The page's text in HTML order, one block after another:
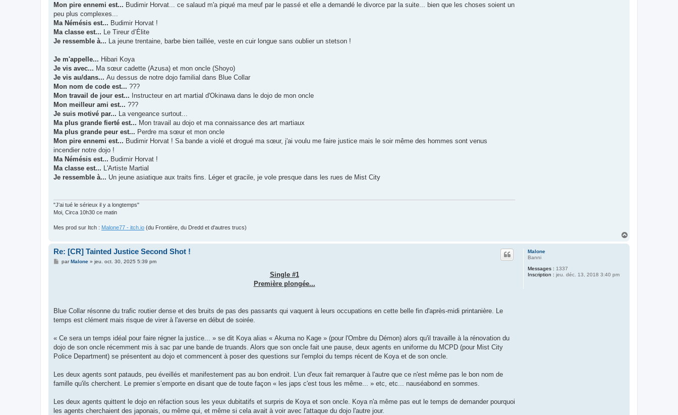
Mon pire ennemi est... Budimir Horvat... ce salaud m'a piqué ma meuf par le passé et elle a demandé le divorce par la suite... bien que les choses soient un
peu plus complexes...
Ma Némésis est... Budimir Horvat !
Ma classe est...
Le Tireur d’Élite
Je ressemble à...
La jeune trentaine, barbe bien taillée, veste en cuir longue sans oublier un stetson !
Je m'appelle... Hibari Koya
Je vis avec... Ma sœur cadette (Azusa) et mon oncle (Shoyo)
Je vis au/dans... Au dessus de notre dojo familial dans Blue Collar
Mon nom de code est... ???
Mon travail de jour est...
Instructeur en art martial d'Okinawa dans le dojo de mon oncle
Mon meilleur ami est... ???
Je suis motivé par...
La vengeance surtout...
Ma plus grande fierté est... Mon travail au dojo et ma connaissance des art martiaux
Ma plus grande peur est... Perdre ma sœur et mon oncle
Mon pire ennemi est... Budimir Horvat ! Sa bande a violé et drogué ma sœur, j'ai voulu me faire justice mais le soir même des hommes sont venus
incendier notre dojo !
Ma Némésis est... Budimir Horvat !
Ma classe est...
L'Artiste Martial
Je ressemble à... Un jeune asiatique aux traits fins. Léger et gracile, je vole presque dans les rues de Mist City
"J'ai tué le sérieux il y a longtemps"
Moi, Circa 10h30 ce matin
Mes prod sur Itch : Malone77 - itch.io (du Frontière, du Dredd et d'autres trucs)
Malone
Banni
Messages : 1337
Inscription : jeu. déc. 13, 2018 3:40 pm
Re: [CR] Tainted Justice Second Shot !
MparMalone» jeu. oct. 30, 2025 5:39 pm
Single #1
Première plongée...
Blue Collar résonne du trafic routier dense et des bruits de pas des passants qui vaquent à leurs occupations en cette belle fin d'après-midi printanière. Le
temps est clément mais risque de virer à l'averse en début de soirée.
« Ce sera un temps idéal pour faire régner la justice... » se dit Koya alias « Akuma no Kage » (pour l'Ombre du Démon) alors qu'il travaille à la rénovation du
dojo de son oncle récemment mis à sac par une bande de truands. Alors que son oncle fait une pause, deux agents en uniforme du MCPD (pour Mist City
Police Department) se présentent au dojo et commencent à poser des questions sur l'emploi du temps récent de Koya et de son oncle.
Les deux agents sont patauds, peu éveillés et manifestement pas au bon endroit. L'un d'eux fait remarquer à l'autre que ce n'est même pas le bon nom de
famille qu'ils cherchent. Le premier s’emporte en disant que de toute façon « les japs c'est tous les même... » etc, etc... nauséabond en sommes.
Les deux agents quittent le dojo en réfaction sous les yeux dubitatifs et surpris de Koya et son oncle. Koya n'a même pas eut le temps de demander pourquoi
les agents cherchaient des japonais, ou même qui, et même si cela avait à voir avec l'attaque du dojo l'autre jour.